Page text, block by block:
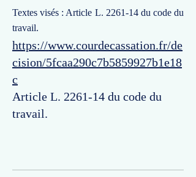
Textes visés : Article L. 2261-14 du code du
travail.
https://www.courdecassation.fr/de
cision/5fcaa290c7b5859927b1e18
c
Article L. 2261-14 du code du
travail.